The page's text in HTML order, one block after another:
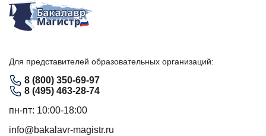
Для представителей образовательных организаций:
8 (800) 350-69-97
8 (495) 463-28-74
пн-пт: 10:00-18:00
info@bakalavr-magistr.ru